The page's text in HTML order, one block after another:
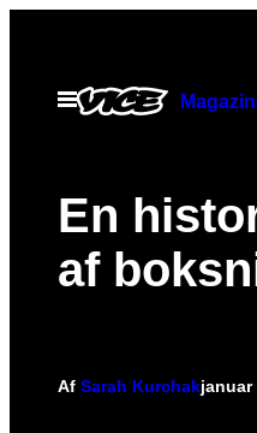
indhold
Åbn
Menu
En
af
Af Sarah Kurchakjanuar